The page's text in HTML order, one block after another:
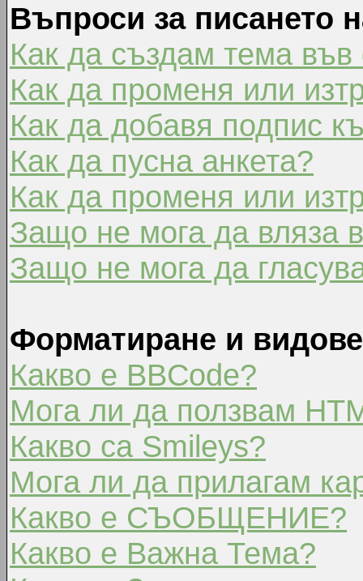
Въпроси за писането
Как да създам тема
Как да променя или
Как да добавя подпис
Как да пусна анкета?
Как да променя или
Защо не мога да вляза
Защо не мога да
Форматиране и
Какво е BBCode?
Мога ли да ползвам
Какво са Smileys?
Мога ли да прилагам
Какво е СЪОБЩЕНИЕ?
Какво е Важна Тема?